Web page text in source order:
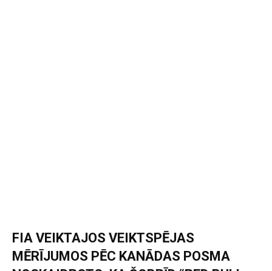
FIA VEIKTAJOS VEIKTSPĒJAS
MĒRĪJUMOS PĒC KANĀDAS POSMA